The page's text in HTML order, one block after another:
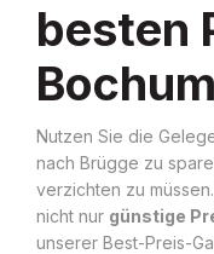
besten
Bochum
Nutzen Sie die
nach Brügge zu
verzichten zu
nicht nur günstige
unserer Best-Preis-